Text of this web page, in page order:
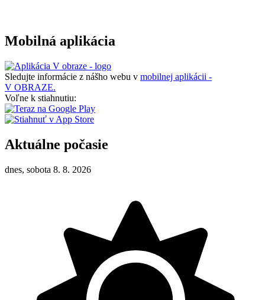
Mobilná aplikácia
Sledujte informácie z nášho webu v mobilnej aplikácii -
V OBRAZE.
Voľne k stiahnutiu:
Aktuálne počasie
dnes, sobota 8. 8. 2026